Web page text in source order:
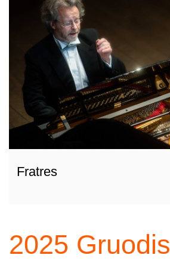
Fratres
2025 Gruodis